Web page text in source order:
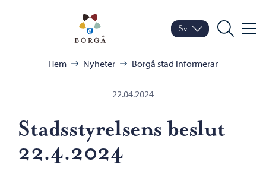
Porvoo – Gå till
Byt språk
Nuvarande språk:
Sv
Sök Meny
Bläddra:Hem Nyheter Borgå stad informerar
22.04.2024
Stadsstyrelsens beslut
22.4.2024